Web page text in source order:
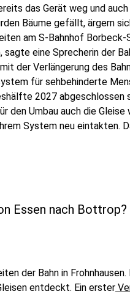
das Gerät weg und
Bäume gefällt, ärgern
am S-Bahnhof
eine Sprecherin der
der Verlängerung des
für sehbehinderte
2027 abgeschlossen
den Umbau auch die
System neu eintakten.
Essen nach Bottrop?
der Bahn in
entdeckt. Ein erster